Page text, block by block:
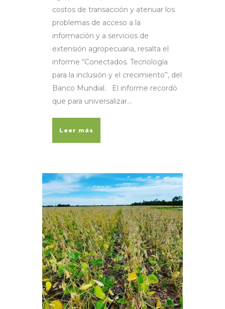
costos de transacción y atenuar los
problemas de acceso a la
información y a servicios de
extensión agropecuaria, resalta el
informe “Conectados. Tecnología
para la inclusión y el crecimiento”, del
Banco Mundial. El informe recordó
que para universalizar...
Leer más